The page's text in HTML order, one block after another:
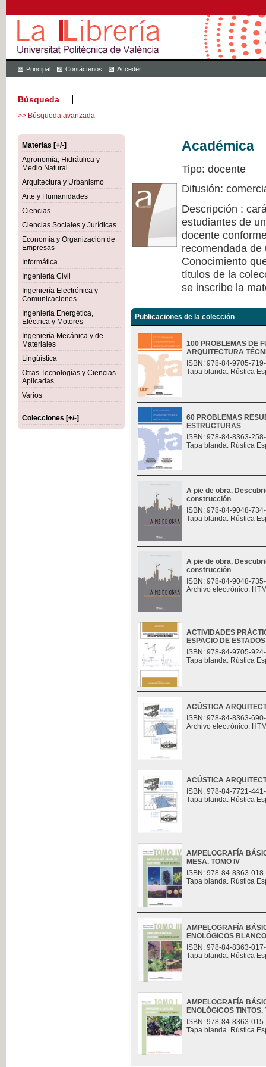
Principal Contáctenos Acceder
Búsqueda
>> Búsqueda avanzada
Materias [+/-]
Agronomía, Hidráulica y
Medio Natural
Arquitectura y Urbanismo
Arte y Humanidades
Ciencias
Ciencias Sociales y Jurídicas
Economía y Organización de
Empresas
Informática
Ingeniería Civil
Ingeniería Electrónica y
Comunicaciones
Ingeniería Energética,
Eléctrica y Motores
Ingeniería Mecánica y de
Materiales
Lingüística
Otras Tecnologías y Ciencias
Aplicadas
Varios
Colecciones [+/-]
Académica
Tipo: docente
Difusión:
Descripción :
estudiantes de
docente
recomendada
Conocimiento
títulos de la
se inscribe la
Publicaciones de la colección
100 PROBLEMAS DE
ARQUITECTURA
ISBN: 978-84-9705-
Tapa blanda. Rústica
60 PROBLEMAS
ESTRUCTURAS
ISBN: 978-84-8363-
Tapa blanda. Rústica
A pie de obra.
construcción
ISBN: 978-84-9048-
Tapa blanda. Rústica
A pie de obra.
construcción
ISBN: 978-84-9048-
Archivo electrónico.
ACTIVIDADES
ESPACIO DE ESTADOS
ISBN: 978-84-9705-
Tapa blanda. Rústica
ACÚSTICA
ISBN: 978-84-8363-
Archivo electrónico.
ACÚSTICA
ISBN: 978-84-7721-
Tapa blanda. Rústica
AMPELOGRAFÍA
MESA. TOMO IV
ISBN: 978-84-8363-
Tapa blanda. Rústica
AMPELOGRAFÍA
ENOLÓGICOS
ISBN: 978-84-8363-
Tapa blanda. Rústica
AMPELOGRAFÍA
ENOLÓGICOS TINTOS.
ISBN: 978-84-8363-
Tapa blanda. Rústica